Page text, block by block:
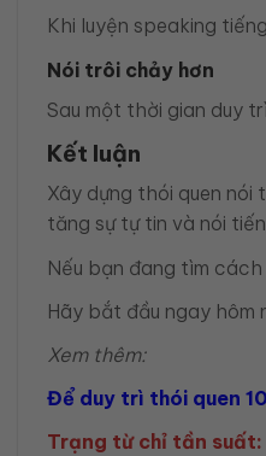
Khi luyện speaking
Nói trôi chảy hơn
Sau một thời gian duy
Kết luận
Xây dựng thói quen
tăng sự tự tin và nói
Nếu bạn đang tìm
Hãy bắt đầu ngay hôm
Xem thêm:
Để duy trì thói quen
Trạng từ chỉ tần